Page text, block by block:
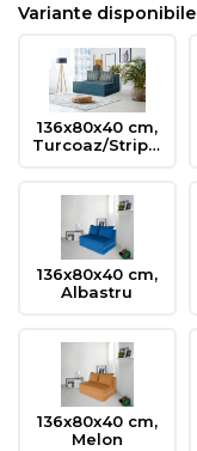
Variante disponibile
136x80x40 cm,
Turcoaz/Stripes
136x80x40 cm,
Albastru
136x80x40 cm,
Melon